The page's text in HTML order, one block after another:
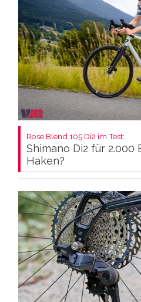
Rose Blend 105 Di2 im Test:
Shimano Di2 für 2.000
Haken?